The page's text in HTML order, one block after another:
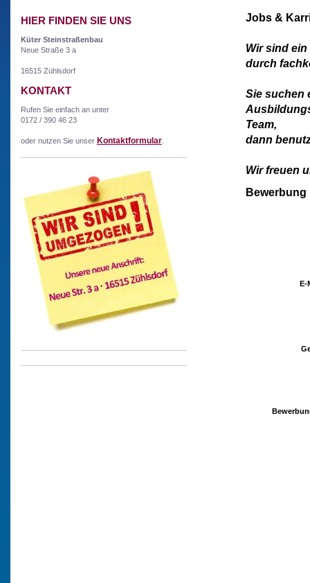
HIER FINDEN SIE UNS
Küter Steinstraßenbau
Neue Straße 3 a
16515 Zühlsdorf
KONTAKT
Rufen Sie einfach an unter
0172 / 390 46 23
oder nutzen Sie unser Kontaktformular
Jobs &
Wir sind
durch
Sie suchen
Team,
dann
Wir freuen
Bewerbung